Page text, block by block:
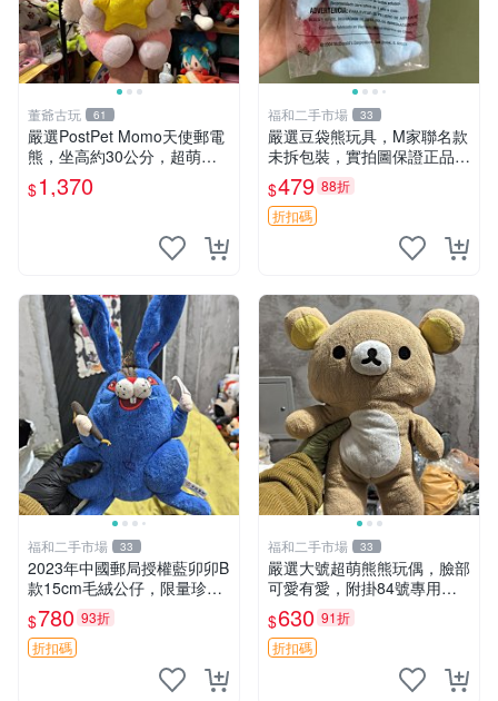
董爺古玩 61
嚴選PostPet Momo天使郵電
熊，坐高約30公分，超萌可
愛收藏首選 天使郵電熊 Mom
o熊 玩具
$1,370
福和二手市場 33
嚴選豆袋熊玩具，M家聯名款
未拆包裝，實拍圖保證正品
豆袋玩具 嚴選 M家 豆袋熊
$479 88折
折扣碼
福和二手市場 33
2023年中國郵局授權藍卯卯B
款15cm毛絨公仔，限量珍藏
版 毛絨玩具 新年禮品 藍卯卯
限量版 15cm
$780 93折
折扣碼
福和二手市場 33
嚴選大號超萌熊熊玩偶，臉部
可愛有愛，附掛84號專用
袋，適合收藏與送禮 寶寶熊
玩具 熊抱枕
$630 91折
折扣碼